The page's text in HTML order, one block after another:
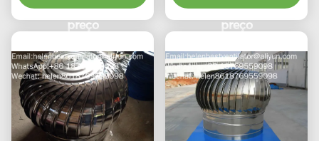
preço preço